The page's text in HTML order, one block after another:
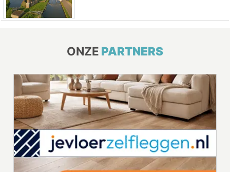
ONZE PARTNERS